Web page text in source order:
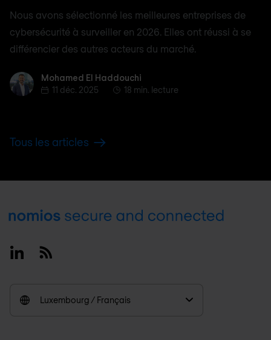
Nous avons sélectionné les meilleures entreprises de
cybersécurité à surveiller en 2026. Elles ont réussi à se
différencier des autres acteurs du marché.
Mohamed El Haddouchi
Mohamed El Haddouchi
11 déc. 2025
18 min. lecture
Tous les articles
Footer
LinkedinRSS
Luxembourg / Français